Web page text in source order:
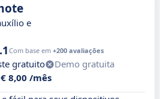
e
Com base em +200 avaliações
gratuito
Demo gratuita
€ 8,00 /mês